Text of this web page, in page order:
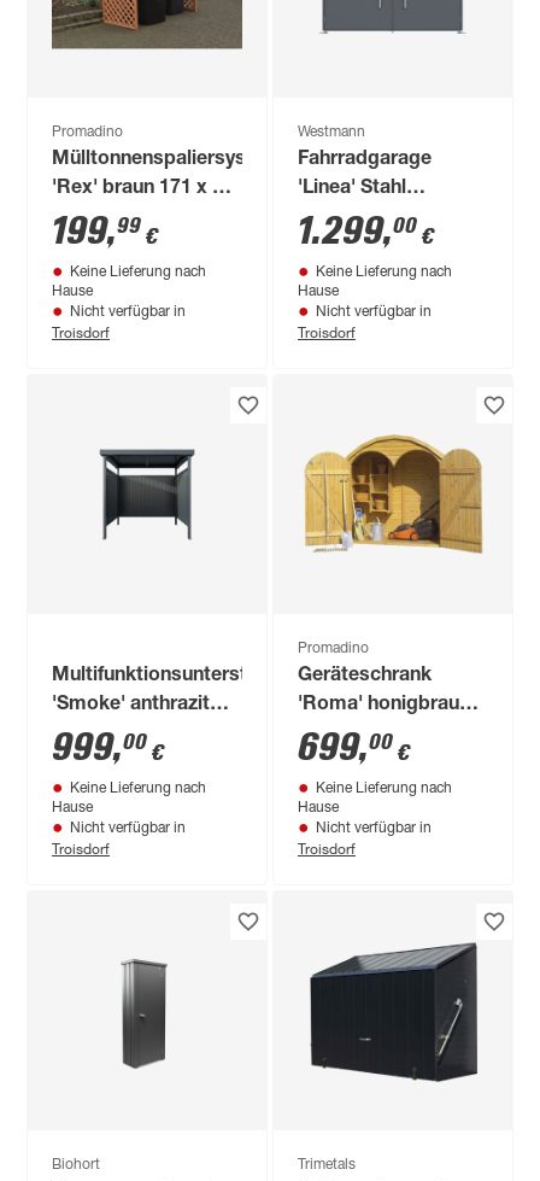
Promadino
Mülltonnenspaliersystem
'Rex' braun 171 x 79
x 127 cm
199,99 €
Keine Lieferung nach
Hause
Nicht verfügbar in
Troisdorf
Westmann
Fahrradgarage
'Linea' Stahl
anthrazit 200 x 100 x
154 cm
1.299,00 €
Keine Lieferung nach
Hause
Nicht verfügbar in
Troisdorf
Multifunktionsunterstand
'Smoke' anthrazit
214 x 214 x 204 cm
999,00 €
Keine Lieferung nach
Hause
Nicht verfügbar in
Troisdorf
Promadino
Geräteschrank
'Roma' honigbraun
195 x 184 x 83 cm
699,00 €
Keine Lieferung nach
Hause
Nicht verfügbar in
Troisdorf
Biohort Trimetals